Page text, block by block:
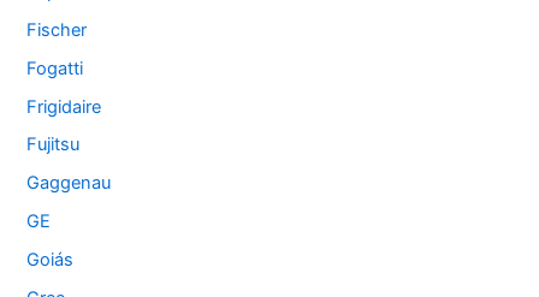
Fischer
Fogatti
Frigidaire
Fujitsu
Gaggenau
GE
Goiás